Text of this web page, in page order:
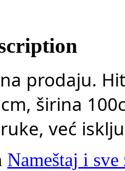
prodaju.
širina
već
Nameštaj i sve